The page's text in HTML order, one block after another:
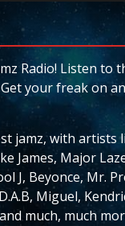
Radio! Listen to
your freak on
jamz, with artists
James, Major
J, Beyonce, Mr.
Miguel,
much, much